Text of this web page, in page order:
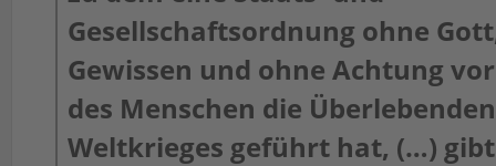
Gesellschaftsordnung ohne
Gewissen und ohne Achtung
des Menschen die
Weltkrieges geführt hat, (…)